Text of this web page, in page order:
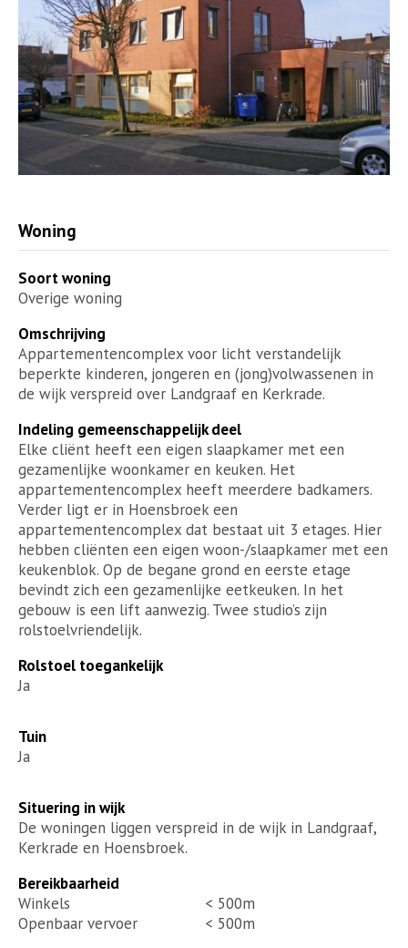
Woning
Soort woning
Overige woning
Omschrijving
Appartementencomplex voor licht verstandelijk
beperkte kinderen, jongeren en (jong)volwassenen in
de wijk verspreid over Landgraaf en Kerkrade.
Indeling gemeenschappelijk deel
Elke cliënt heeft een eigen slaapkamer met een
gezamenlijke woonkamer en keuken. Het
appartementencomplex heeft meerdere badkamers.
Verder ligt er in Hoensbroek een
appartementencomplex dat bestaat uit 3 etages. Hier
hebben cliënten een eigen woon-/slaapkamer met een
keukenblok. Op de begane grond en eerste etage
bevindt zich een gezamenlijke eetkeuken. In het
gebouw is een lift aanwezig. Twee studio’s zijn
rolstoelvriendelijk.
Rolstoel toegankelijk
Ja
Tuin
Ja
Situering in wijk
De woningen liggen verspreid in de wijk in Landgraaf,
Kerkrade en Hoensbroek.
Bereikbaarheid
Winkels
< 500m
Openbaar vervoer
< 500m